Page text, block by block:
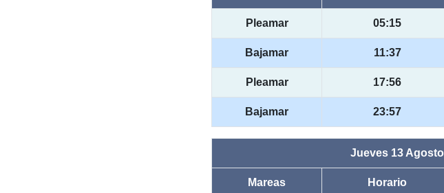
Pleamar 05:15
Bajamar 11:37
Pleamar 17:56
Bajamar 23:57
Jueves 13 Agosto
Mareas Horario